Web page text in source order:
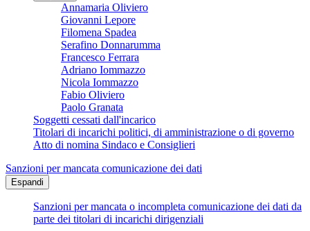
Annamaria Oliviero
Giovanni Lepore
Filomena Spadea
Serafino Donnarumma
Francesco Ferrara
Adriano Iommazzo
Nicola Iommazzo
Fabio Oliviero
Paolo Granata
Soggetti cessati dall'incarico
Titolari di incarichi politici, di amministrazione o di governo
Atto di nomina Sindaco e Consiglieri
Sanzioni per mancata comunicazione dei dati
Espandi
Sanzioni per mancata o incompleta comunicazione dei dati da
parte dei titolari di incarichi dirigenziali